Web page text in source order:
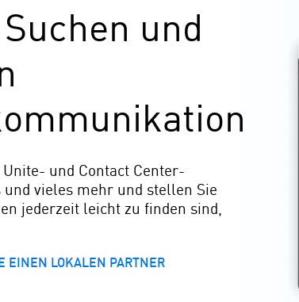
und
und Contact Center-
vieles mehr und stellen Sie
jederzeit leicht zu finden sind,
EINEN LOKALEN PARTNER